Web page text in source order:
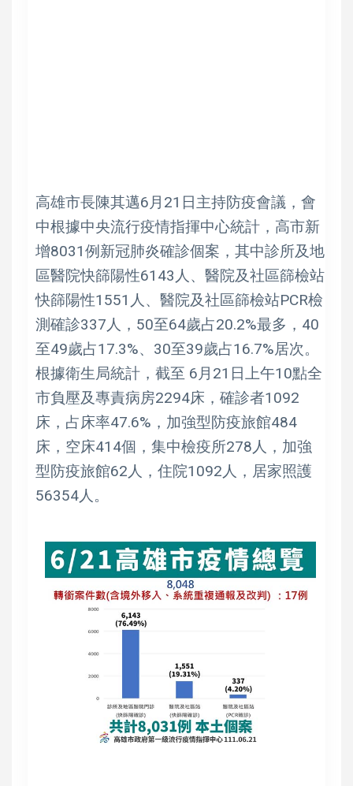
高雄市長陳其邁6月21日主持防疫會議，會
中根據中央流行疫情指揮中心統計，高市新
增8031例新冠肺炎確診個案，其中診所及地
區醫院快篩陽性6143人、醫院及社區篩檢站
快篩陽性1551人、醫院及社區篩檢站PCR檢
測確診337人，50至64歲占20.2%最多，40
至49歲占17.3%、30至39歲占16.7%居次。
根據衛生局統計，截至 6月21日上午10點全
市負壓及專責病房2294床，確診者1092
床，占床率47.6%，加強型防疫旅館484
床，空床414個，集中檢疫所278人，加強
型防疫旅館62人，住院1092人，居家照護
56354人。